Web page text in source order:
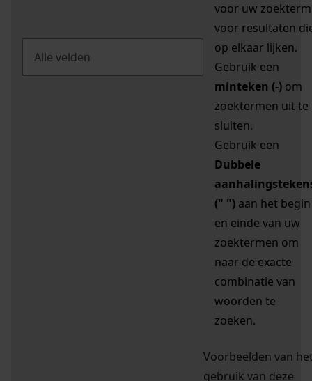
voor uw zoekterm
voor resultaten
op elkaar lijken.
Gebruik een
minteken (-) om
zoektermen uit te
sluiten.
Gebruik een
Dubbele
(" ") aan het begin
en einde van uw
zoektermen om
naar de exacte
combinatie van
woorden te
zoeken.
Voorbeelden van
gebruik van deze